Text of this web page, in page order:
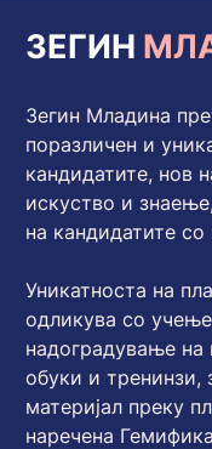
ЗЕГИН
Зегин Младина
поразличен и
кандидатите, нов
искуство и
на кандидатите
Уникатноста на
одликува со
надоградување на
обуки и тренинзи,
материјал преку
наречена